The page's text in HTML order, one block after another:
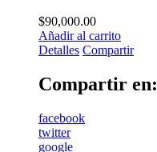
$90,000.00
Añadir al carrito
Detalles Compartir
Compartir en:
facebook
twitter
google